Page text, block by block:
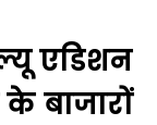
एडिशन
बाजारों